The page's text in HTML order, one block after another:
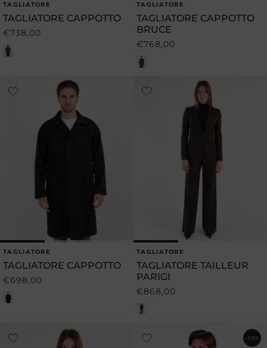
Produttore:
TAGLIATORE
TAGLIATORE CAPPOTTO
Prezzo
di
€738,00
Produttore:
TAGLIATORE
TAGLIATORE CAPPOTTO
BRUCE
Prezzo
di
€768,00
Produttore:
TAGLIATORE
TAGLIATORE CAPPOTTO
Prezzo
di
€698,00
Produttore:
TAGLIATORE
TAGLIATORE TAILLEUR
PARIGI
Prezzo
di
€868,00
-30%